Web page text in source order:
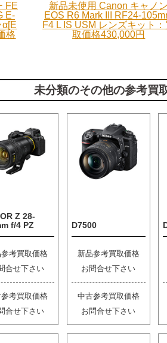
FE
E-
α[E
格
新品未使用 Canon キャノン
EOS R6 Mark III RF24-
F4 L IS USM レンズキット：
取価格430,000円
未分類のその他の参考買
Z 28-
f/4 PZ
参考買取価格
合せ下さい
考買取価格
合せ下さい
D7500
新品参考買取価格
お問合せ下さい
中古参考買取価格
お問合せ下さい